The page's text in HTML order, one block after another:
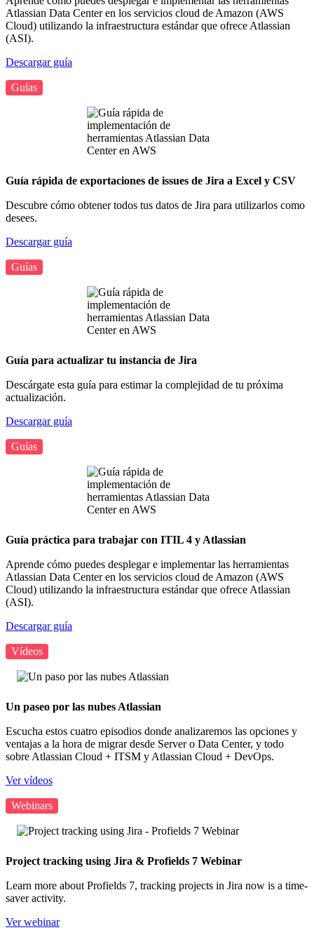
Atlassian Data Center en los servicios cloud de Amazon (AWS
Cloud) utilizando la infraestructura estándar que ofrece Atlassian
(ASI).
Descargar guía
Guías
Guía rápida de exportaciones de issues de Jira a Excel y CSV
Descubre cómo obtener todos tus datos de Jira para utilizarlos como
desees.
Descargar guía
Guías
Guía para actualizar tu instancia de Jira
Descárgate esta guía para estimar la complejidad de tu próxima
actualización.
Descargar guía
Guías
Guía práctica para trabajar con ITIL 4 y Atlassian
Aprende cómo puedes desplegar e implementar las herramientas
Atlassian Data Center en los servicios cloud de Amazon (AWS
Cloud) utilizando la infraestructura estándar que ofrece Atlassian
(ASI).
Descargar guía
Vídeos
Un paseo por las nubes Atlassian
Escucha estos cuatro episodios donde analizaremos las opciones y
ventajas a la hora de migrar desde Server o Data Center, y todo
sobre Atlassian Cloud + ITSM y Atlassian Cloud + DevOps.
Ver vídeos
Webinars
Project tracking using Jira & Profields 7 Webinar
Learn more about Profields 7, tracking projects in Jira now is a time-
saver activity.
Ver webinar